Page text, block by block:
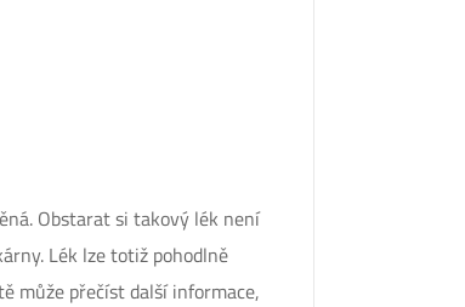
Obstarat si takový lék není
Lék lze totiž pohodlně
může přečíst další informace,